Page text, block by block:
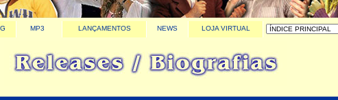
MP3 LANÇAMENTOS NEWS LOJA VIRTUAL